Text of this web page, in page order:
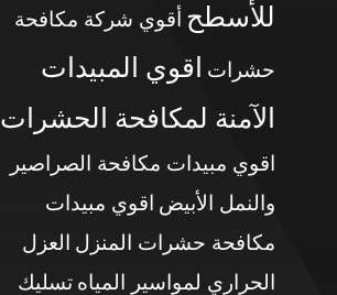
للأسطح أقوي شركة مكافحة
حشرات
اقوي المبيدات
الآمنة لمكافحة الحشرات
اقوي مبيدات مكافحة الصراصير
والنمل الأبيض اقوي مبيدات
مكافحة حشرات المنزل العزل
الحراري لمواسير المياه تسليك